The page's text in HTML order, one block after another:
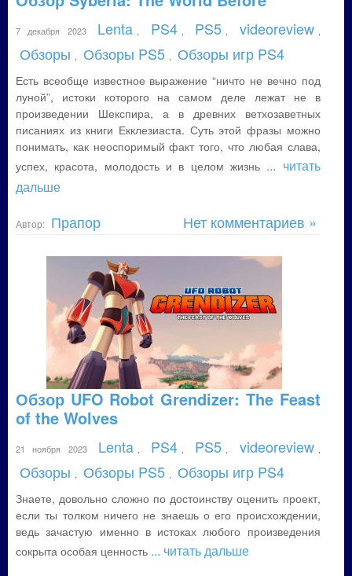
7 декабря 2023 Lenta PS4 PS5 videoreview
Обзоры Обзоры PS5 Обзоры игр PS4
Есть всеобще известное выражение “ничто не вечно под
луной”, истоки которого на самом деле лежат не в
произведении Шекспира, а в древних ветхозаветных
писаниях из книги Екклезиаста. Суть этой фразы можно
понимать, как неоспоримый факт того, что любая слава,
успех, красота, молодость и в целом жизнь ... читать
дальше
Автор: Прапор Нет комментариев »
Обзор UFO Robot Grendizer: The Feast
of the Wolves
21 ноября 2023 Lenta PS4 PS5 videoreview
Обзоры Обзоры PS5 Обзоры игр PS4
Знаете, довольно сложно по достоинству оценить проект,
если ты толком ничего не знаешь о его происхождении,
ведь зачастую именно в истоках любого произведения
сокрыта особая ценность ... читать дальше